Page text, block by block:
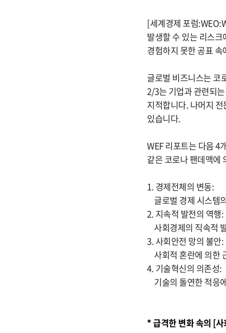
[세계경제 포럼
발생할 수 있는 리스
경험하지 못한 공표
글로벌 비즈니스는 코
2/3는 기업과 관련되
지적합니다. 나머지
있습니다.
WEF 리포트는 다음 4
같은 코로나 팬데맥에
1. 경제전체의 변동:
글로벌 경제 시스템
2. 지속적 발전의 역행:
사회경제의 직속적
3. 사회안전 망의 불안:
사회적 혼란에 의한
4. 기술혁신의 의존성:
기술의 돌연한 적응
* 급격한 변화 속의 [